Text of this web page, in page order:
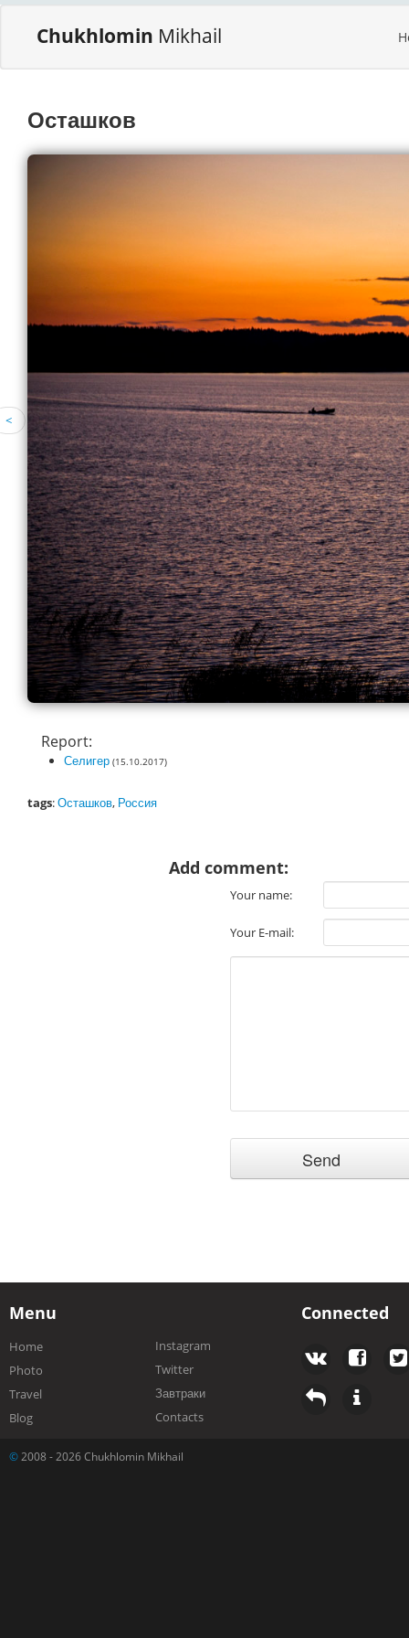
Chukhlomin Mikhail
Осташков
<
Report:
Селигер (15.10.2017)
tags:Осташков, Россия
Add comment:
Your name:
Your E-mail:
Menu
Home
Photo
Travel
Blog
Instagram
Twitter
Завтраки
Contacts
Connected
© 2008 - 2026 Chukhlomin Mikhail